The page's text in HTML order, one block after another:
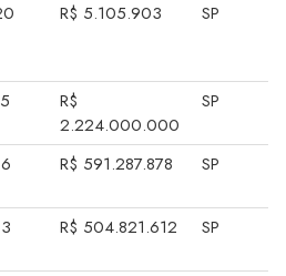
R$ 5.105.903 SP
R$
2.224.000.000
SP
R$ 591.287.878 SP
R$ 504.821.612 SP